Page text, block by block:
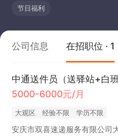
节日福利
公司信息 在招职位 · 1
中通送件员（送驿站+白班
5000-6000元/月
大观区 经验不限 学历不限
安庆市双喜速递服务有限公司